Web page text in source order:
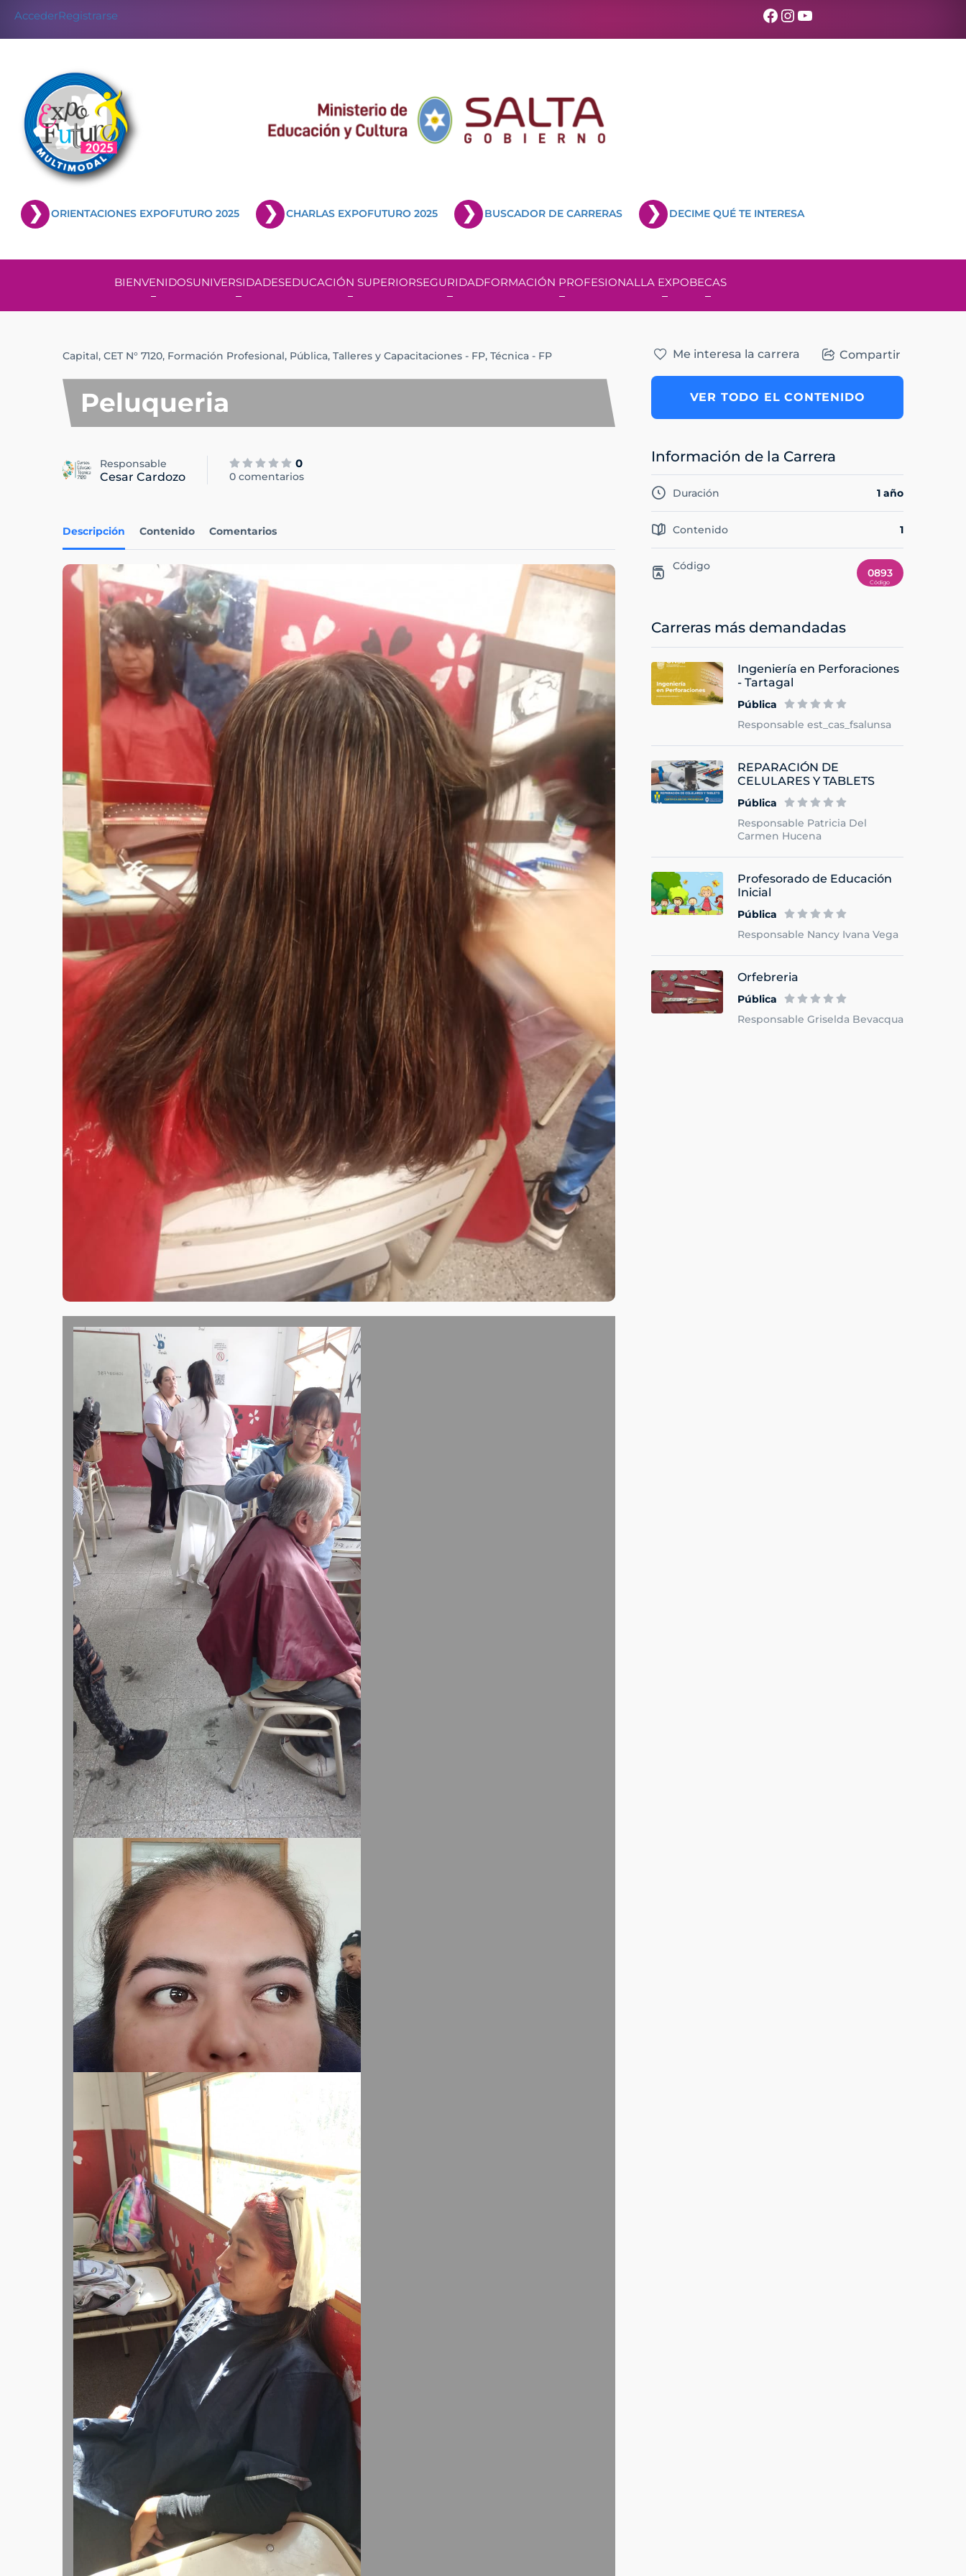
AccederRegistrarse Facebook
Instagram
YouTube
ORIENTACIONES EXPOFUTURO 2025 CHARLAS EXPOFUTURO 2025 BUSCADOR DE CARRERAS DECIME QUÉ TE INTERESA
BIENVENIDOSUNIVERSIDADESEDUCACIÓN SUPERIORSEGURIDADFORMACIÓN PROFESIONALLA EXPOBECAS
Capital, CET N° 7120, Formación Profesional, Pública, Talleres y Capacitaciones - FP, Técnica - FP
Peluqueria
Responsable
Cesar Cardozo
0
0 comentarios
Descripción Contenido Comentarios
Me interesa la carrera Compartir
VER TODO EL CONTENIDO
Información de la Carrera
Duración 1 año
Contenido 1
Código
0893
Carreras más demandadas
Ingeniería en Perforaciones
- Tartagal
Pública
Responsable est_cas_fsalunsa
REPARACIÓN DE
CELULARES Y TABLETS
Pública
Responsable Patricia Del
Carmen Hucena
Profesorado de Educación
Inicial
Pública
Responsable Nancy Ivana Vega
Orfebreria
Pública
Responsable Griselda Bevacqua